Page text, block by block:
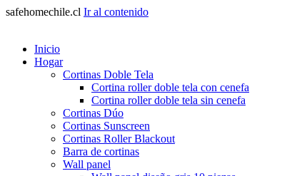
safehomechile.cl Ir al contenido
Inicio
Hogar
Cortinas Doble Tela
Cortina roller doble tela con cenefa
Cortina roller doble tela sin cenefa
Cortinas Dúo
Cortinas Sunscreen
Cortinas Roller Blackout
Barra de cortinas
Wall panel